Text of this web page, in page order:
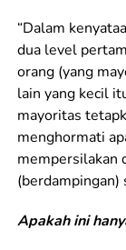
“Dalam
dua level
orang (yang
lain yang kecil
mayoritas
menghormati
mempersilakan
(berdampingan)
Apakah ini